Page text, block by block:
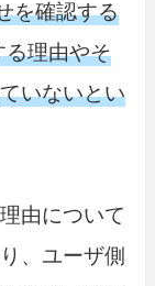
を確認する
る理由やそ
いないとい
由について
、ユーザ側